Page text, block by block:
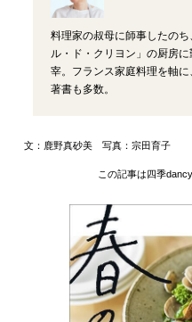
料理家の叔母に師事したの
ル・ド・クリヨン」の厨房
宰。フランス家庭料理を軸に
著書も多数。
文：鹿野真砂美 写真：宗田育子
この記事は四季